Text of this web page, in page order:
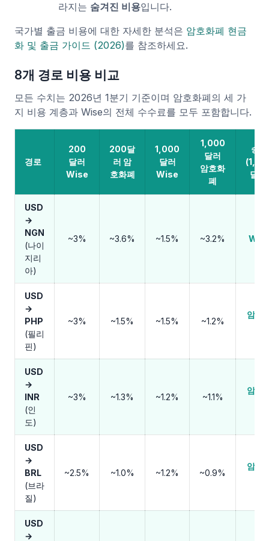
라지는 숨겨진 비용입니다.
국가별 출금 비용에 대한 자세한 분석은 암호화폐 현금
화 및 출금 가이드 (2026)를 참조하세요.
8개 경로 비용 비교
모든 수치는 2026년 1분기 기준이며 암호화폐의 세 가
지 비용 계층과 Wise의 전체 수수료를 모두 포함합니다.
경로
200
달러
Wise
200달
러 암
호화폐
1,000
달러
Wise
1,000
달러
암호화
폐
승자
달러)
USD
→
NGN
(나이
지리
아)
~3% ~3.6% ~1.5% ~3.2%
USD
→
PHP
(필리
핀)
~3% ~1.5% ~1.5% ~1.2%
암호
USD
→
INR
(인
도)
~3% ~1.3% ~1.2% ~1.1%
암호
USD
→
BRL
(브라
질)
~2.5% ~1.0% ~1.2% ~0.9%
암호
USD
→